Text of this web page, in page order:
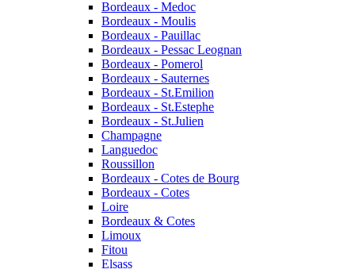
Bordeaux - Medoc
Bordeaux - Moulis
Bordeaux - Pauillac
Bordeaux - Pessac Leognan
Bordeaux - Pomerol
Bordeaux - Sauternes
Bordeaux - St.Emilion
Bordeaux - St.Estephe
Bordeaux - St.Julien
Champagne
Languedoc
Roussillon
Bordeaux - Cotes de Bourg
Bordeaux - Cotes
Loire
Bordeaux & Cotes
Limoux
Fitou
Elsass